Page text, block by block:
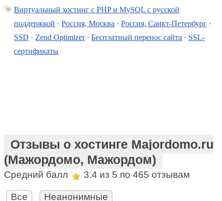
Виртуальный хостинг c PHP и MySQL с русской
поддержкой ·Россия, Москва ·Россия, Санкт-Петербург ·
SSD ·Zend Optimizer·Бесплатный перенос сайта · SSL-
сертификаты
Отзывы о хостинге Majordomo.ru
(Мажордомо, Мажордом)
Средний балл 3.4 из 5 по465 отзывам
Все
Неанонимные